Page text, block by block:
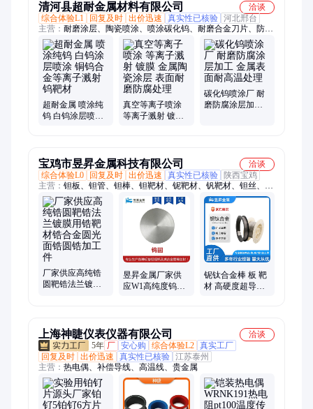
清河县超耐金属材料有限公司
洽谈
综合体验L1
回复及时 出价迅速 真实性已核验 河北邢台
主营： 耐磨涂层、陶瓷喷涂、喷涂碳化钨、耐磨合金刀片、防腐
纳米涂层
超耐金属 喷涂纯
钨 白钨涂层喷涂
真空等离子喷涂
等离子溅射 镀膜
碳化钨喷涂厂 耐
磨防腐涂层加工
宝鸡市昱昇金属科技有限公司
洽谈
综合体验L0
回复及时 出价迅速 真实性已核验 陕西宝鸡
主营： 钽板、钽管、钽棒、钽靶材、铌靶材、钒靶材、钽丝、铌
板、铌管、铌棒、钽加工件、铌丝、铌加工件、钒板、钒棒、钒
丝、钽坩埚、钽接地环、钽保护管、钽箔、铌坩埚、铌箔、钒
箔、钽异形件
厂家供应高纯锆
圆靶锆法兰镀膜
昱昇金属厂家供
应W1高纯度钨圆
铌钛合金棒 板 靶
材 高硬度超导材
上海神睫仪表仪器有限公司
洽谈
5年 厂 安心购 综合体验L2 真实工厂
回复及时 出价迅速 真实性已核验 江苏泰州
主营： 热电偶、补偿导线、高温线、贵金属